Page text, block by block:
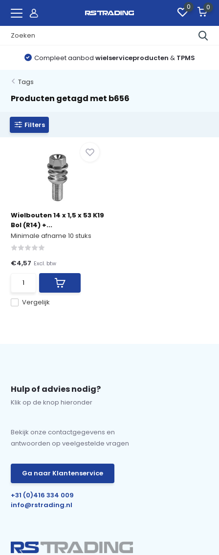
0 0
Compleet aanbod wielserviceproducten & TPMS
Tags
Producten getagd met b656
Filters
Wielbouten 14 x 1,5 x 53 K19
Bol (R14) +...
Minimale afname 10 stuks
Vergelijk
€4,57 Excl. btw
Hulp of advies nodig?
Klik op de knop hieronder
Bekijk onze contactgegevens en
antwoorden op veelgestelde vragen
Ga naar Klantenservice
+31 (0)416 334 009
info@rstrading.nl